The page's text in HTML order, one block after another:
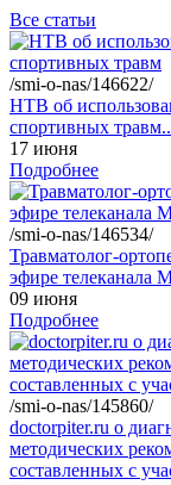
Все статьи
/smi-o-nas/146622/
НТВ об
спортивных
17 июня
Подробнее
/smi-o-nas/146534/
Травматолог-
эфире телеканала
09 июня
Подробнее
/smi-o-nas/145860/
doctorpiter.ru о
методических
составленных с